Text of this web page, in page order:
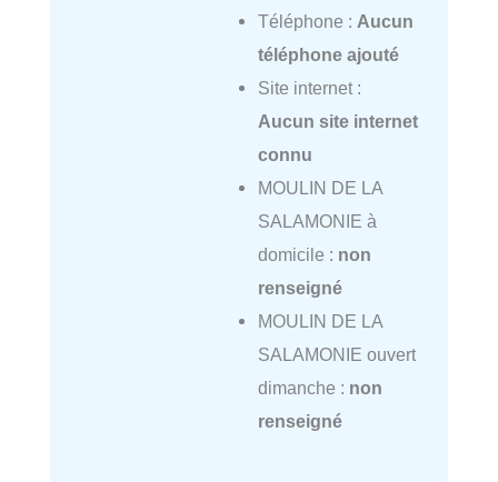
Téléphone : Aucun
téléphone ajouté
Site internet :
Aucun site internet
connu
MOULIN DE LA
SALAMONIE à
domicile : non
renseigné
MOULIN DE LA
SALAMONIE ouvert
dimanche : non
renseigné